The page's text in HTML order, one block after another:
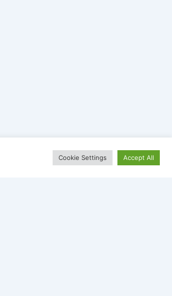
Cookie Settings Accept All